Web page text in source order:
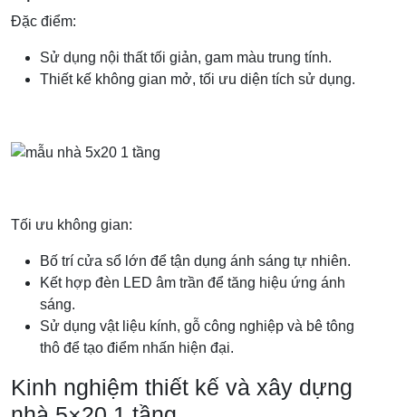
Đặc điểm:
Sử dụng nội thất tối giản, gam màu trung tính.
Thiết kế không gian mở, tối ưu diện tích sử dụng.
Tối ưu không gian:
Bố trí cửa sổ lớn để tận dụng ánh sáng tự nhiên.
Kết hợp đèn LED âm trần để tăng hiệu ứng ánh
sáng.
Sử dụng vật liệu kính, gỗ công nghiệp và bê tông
thô để tạo điểm nhấn hiện đại.
Kinh nghiệm thiết kế và xây dựng